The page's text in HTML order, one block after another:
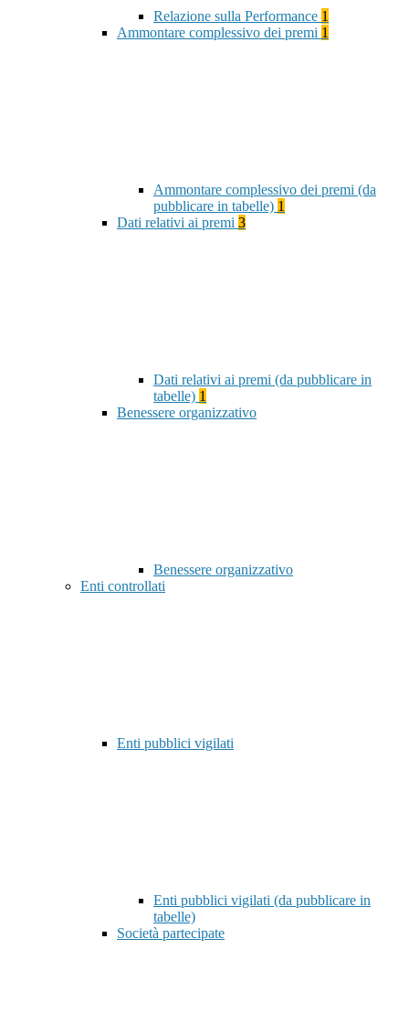
Relazione sulla Performance 1
Ammontare complessivo dei premi 1
Ammontare complessivo dei premi (da
pubblicare in tabelle) 1
Dati relativi ai premi 3
Dati relativi ai premi (da pubblicare in
tabelle) 1
Benessere organizzativo
Benessere organizzativo
Enti controllati
Enti pubblici vigilati
Enti pubblici vigilati (da pubblicare in
tabelle)
Società partecipate